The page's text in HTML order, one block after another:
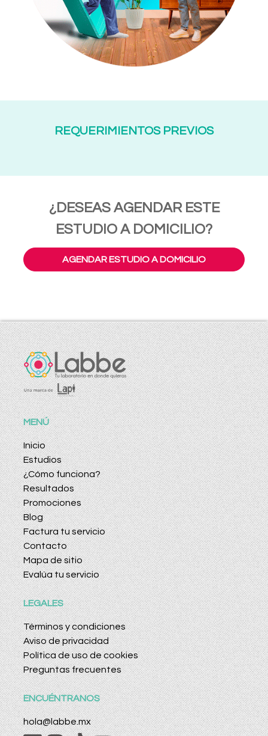
REQUERIMIENTOS PREVIOS
¿DESEAS AGENDAR ESTE
ESTUDIO A DOMICILIO?
AGENDAR ESTUDIO A DOMICILIO
MENÚ
Inicio
Estudios
¿Cómo funciona?
Resultados
Promociones
Blog
Factura tu servicio
Contacto
Mapa de sitio
Evalúa tu servicio
LEGALES
Términos y condiciones
Aviso de privacidad
Política de uso de cookies
Preguntas frecuentes
ENCUÉNTRANOS
hola@labbe.mx